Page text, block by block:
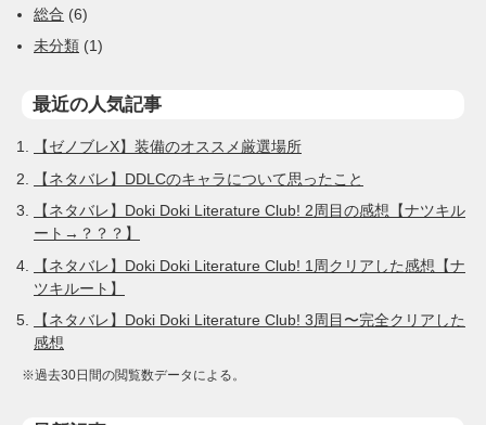
総合 (6)
未分類 (1)
最近の人気記事
【ゼノブレX】装備のオススメ厳選場所
【ネタバレ】DDLCのキャラについて思ったこと
【ネタバレ】Doki Doki Literature Club! 2周目の感想【ナツキル
ート→？？？】
【ネタバレ】Doki Doki Literature Club! 1周クリアした感想【ナ
ツキルート】
【ネタバレ】Doki Doki Literature Club! 3周目〜完全クリアした
感想
※過去30日間の閲覧数データによる。